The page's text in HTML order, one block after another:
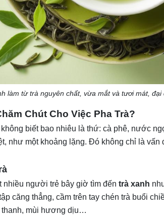
làm từ trà nguyên chất, vừa mắt và tươi mát, đại
Chút Cho Việc Pha Trà?
không biết bao nhiêu là thứ: cà phê, nước
như một khoảng lặng. Đó không chỉ là
nhiều người trẻ bây giờ tìm đến trà xanh
căng thẳng, cầm trên tay chén trà buổi
thanh, mùi hương dịu…